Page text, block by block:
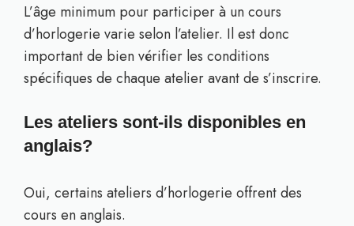
L’âge minimum pour participer à un cours
d’horlogerie varie selon l’atelier. Il est donc
important de bien vérifier les conditions
spécifiques de chaque atelier avant de s’inscrire.
Les ateliers sont-ils disponibles en
anglais?
Oui, certains ateliers d’horlogerie offrent des
cours en anglais.